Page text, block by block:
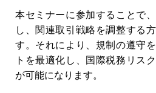
本セミナーに参加することで
し、関連取引戦略を調整する
す。それにより、規制の遵守
トを最適化し、国際税務リス
が可能になります。